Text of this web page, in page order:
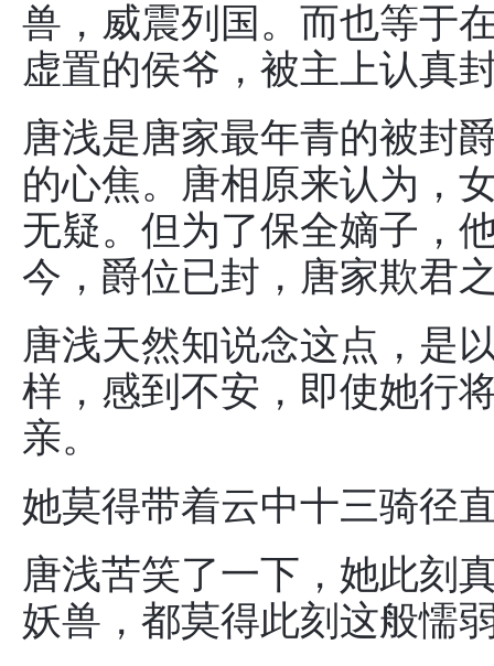
兽，威震列国。而也等于
虚置的侯爷，被主上认真
唐浅是唐家最年青的被封
的心焦。唐相原来认为，
无疑。但为了保全嫡子，
今，爵位已封，唐家欺君
唐浅天然知说念这点，是
样，感到不安，即使她行
亲。
她莫得带着云中十三骑径
唐浅苦笑了一下，她此刻
妖兽，都莫得此刻这般懦